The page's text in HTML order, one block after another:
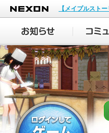
NEXON
【メイプルスト